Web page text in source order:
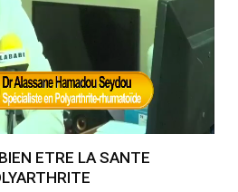
ETRE LA SANTE